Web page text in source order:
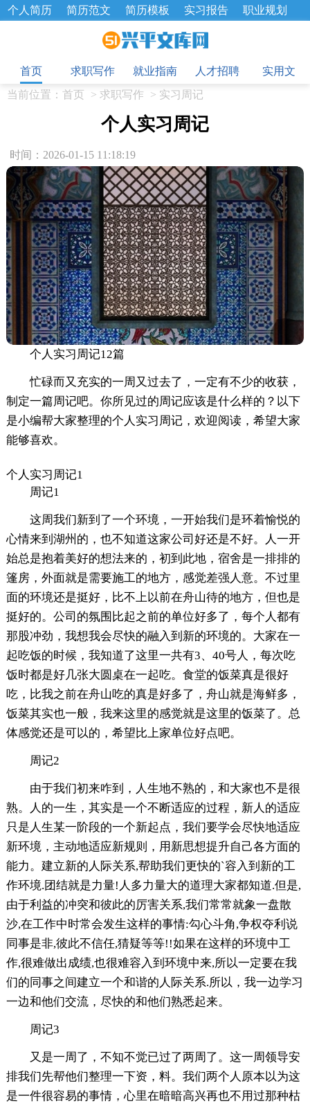
个人简历 简历范文 简历模板 实习报告
职业规划
招聘选拔 绩效考核 企业文化
工作总结
辞职报告
首页
求职写作 就业指南 人才招聘
实用文
当前位置： 首页 > 求职写作 > 实习周记
个人实习周记
时间：2026-01-15 11:18:19
个人实习周记12篇
忙碌而又充实的一周又过去了，一定有不少的收获，
制定一篇周记吧。你所见过的周记应该是什么样的？以下
是小编帮大家整理的个人实习周记，欢迎阅读，希望大家
能够喜欢。
个人实习周记1
周记1
这周我们新到了一个环境，一开始我们是环着愉悦的
心情来到湖州的，也不知道这家公司好还是不好。人一开
始总是抱着美好的想法来的，初到此地，宿舍是一排排的
篷房，外面就是需要施工的地方，感觉差强人意。不过里
面的环境还是挺好，比不上以前在舟山待的地方，但也是
挺好的。公司的氛围比起之前的单位好多了，每个人都有
那股冲劲，我想我会尽快的融入到新的环境的。大家在一
起吃饭的时候，我知道了这里一共有3、40号人，每次吃
饭时都是好几张大圆桌在一起吃。食堂的饭菜真是很好
吃，比我之前在舟山吃的真是好多了，舟山就是海鲜多，
饭菜其实也一般，我来这里的感觉就是这里的饭菜了。总
体感觉还是可以的，希望比上家单位好点吧。
周记2
由于我们初来咋到，人生地不熟的，和大家也不是很
熟。人的一生，其实是一个不断适应的过程，新人的适应
只是人生某一阶段的一个新起点，我们要学会尽快地适应
新环境，主动地适应新规则，用新思想提升自己各方面的
能力。建立新的人际关系,帮助我们更快的`容入到新的工
作环境.团结就是力量!人多力量大的道理大家都知道.但是,
由于利益的冲突和彼此的厉害关系,我们常常就象一盘散
沙,在工作中时常会发生这样的事情:勾心斗角,争权夺利说
同事是非,彼此不信任,猜疑等等!!如果在这样的环境中工
作,很难做出成绩,也很难容入到环境中来,所以一定要在我
们的同事之间建立一个和谐的人际关系.所以，我一边学习
一边和他们交流，尽快的和他们熟悉起来。
周记3
又是一周了，不知不觉已过了两周了。这一周领导安
排我们先帮他们整理一下资，料。我们两个人原本以为这
是一件很容易的事情，心里在暗暗高兴再也不用过那种枯